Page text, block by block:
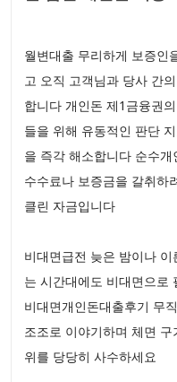
월변대출 무리하게 보증인
고 오직 고객님과 당사 간
합니다 개인돈 제1금융권
들을 위해 유동적인 판단
을 즉각 해소합니다 순수
수수료나 보증금을 갈취하
클린 자금입니다
비대면급전 늦은 밤이나
는 시간대에도 비대면으로
비대면개인돈대출후기 무
조조로 이야기하며 체면
위를 당당히 사수하세요